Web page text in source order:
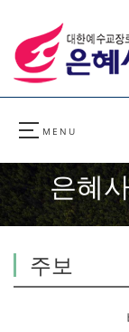
은혜
주보